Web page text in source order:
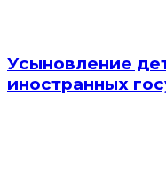
Усыновление
иностранных